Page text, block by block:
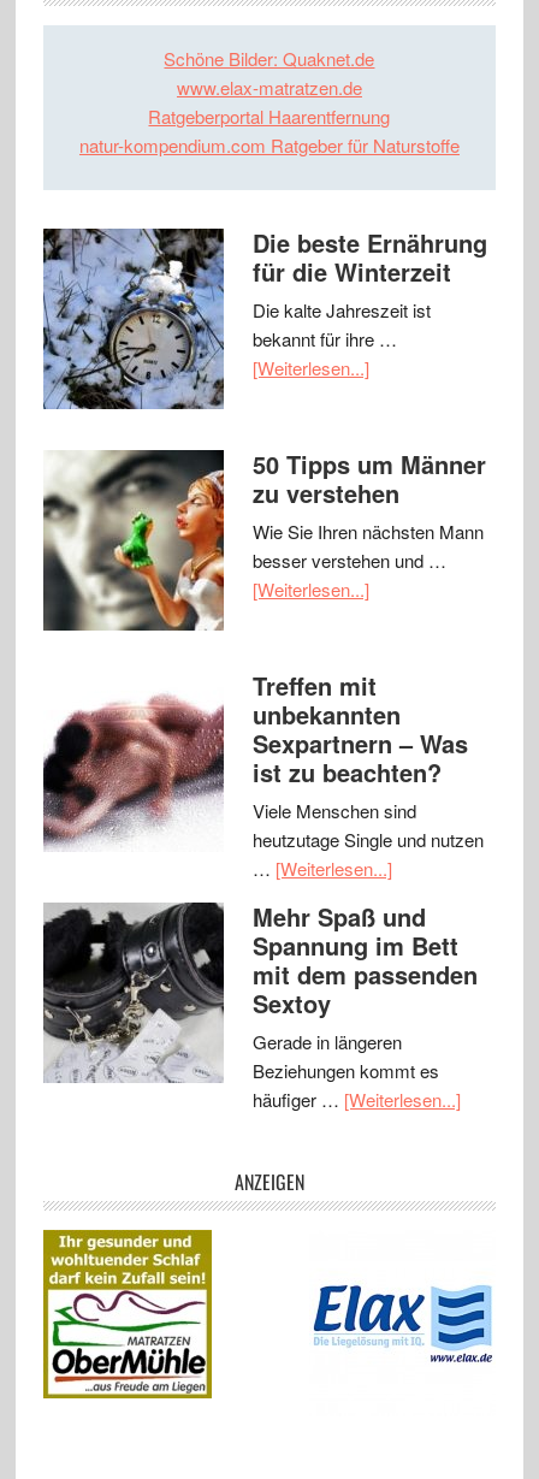
Schöne Bilder: Quaknet.de
www.elax-matratzen.de
Ratgeberportal Haarentfernung
natur-kompendium.com Ratgeber für Naturstoffe
Die beste Ernährung
für die Winterzeit
Die kalte Jahreszeit ist
bekannt für ihre …
[Weiterlesen...]
50 Tipps um Männer
zu verstehen
Wie Sie Ihren nächsten Mann
besser verstehen und …
[Weiterlesen...]
Treffen mit
unbekannten
Sexpartnern – Was
ist zu beachten?
Viele Menschen sind
heutzutage Single und nutzen
… [Weiterlesen...]
Mehr Spaß und
Spannung im Bett
mit dem passenden
Sextoy
Gerade in längeren
Beziehungen kommt es
häufiger … [Weiterlesen...]
ANZEIGEN